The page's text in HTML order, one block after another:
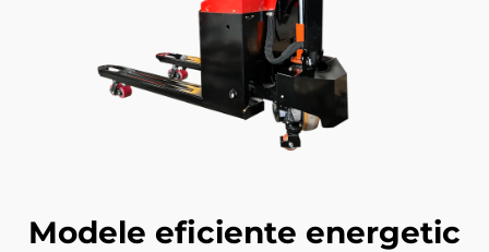
Modele eficiente energetic